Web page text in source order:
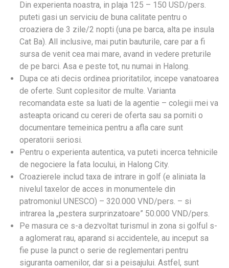
Din experienta noastra, in plaja 125 – 150 USD/pers.
puteti gasi un serviciu de buna calitate pentru o
croaziera de 3 zile/2 nopti (una pe barca, alta pe insula
Cat Ba). All inclusive, mai putin bauturile, care par a fi
sursa de venit cea mai mare, avand in vedere preturile
de pe barci. Asa e peste tot, nu numai in Halong.
Dupa ce ati decis ordinea prioritatilor, incepe vanatoarea
de oferte. Sunt coplesitor de multe. Varianta
recomandata este sa luati de la agentie – colegii mei va
asteapta oricand cu cereri de oferta sau sa porniti o
documentare temeinica pentru a afla care sunt
operatorii seriosi.
Pentru o experienta autentica, va puteti incerca tehnicile
de negociere la fata locului, in Halong City.
Croazierele includ taxa de intrare in golf (e aliniata la
nivelul taxelor de acces in monumentele din
patromoniul UNESCO) – 320.000 VND/pers. – si
intrarea la „pestera surprinzatoare” 50.000 VND/pers.
Pe masura ce s-a dezvoltat turismul in zona si golful s-
a aglomerat rau, aparand si accidentele, au inceput sa
fie puse la punct o serie de reglementari pentru
siguranta oamenilor, dar si a peisajului. Astfel, sunt